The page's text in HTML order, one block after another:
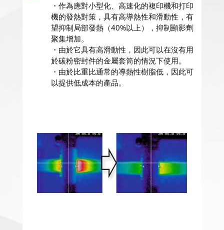
・作為應對小型化、高速化的複印機和打印
機的發熱對策，具有高導熱性和滑動性，有
望抑制局部發熱（40%以上），抑制顯影劑
聚集增加。
・由於它具有高滑動性，因此可以在沒有用
於碳粉密封件的金屬套筒的情況下使用。
・由於比重比通常的導熱性樹脂低，因此可
以提供低成本的產品。